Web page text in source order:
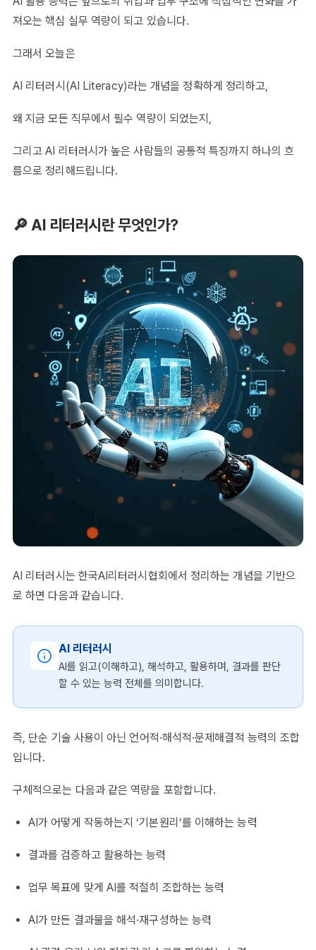
져오는 핵심 실무 역량이 되고 있습니다.
그래서 오늘은
AI 리터러시(AI Literacy)라는 개념을 정확하게 정리하고,
왜 지금 모든 직무에서 필수 역량이 되었는지,
그리고 AI 리터러시가 높은 사람들의 공통적 특징까지 하나의 흐
름으로 정리해드립니다.
🔎 AI 리터러시란 무엇인가?
AI 리터러시는 한국AI리터러시협회에서 정리하는 개념을 기반으
로 하면 다음과 같습니다.
AI 리터러시
AI를 읽고(이해하고), 해석하고, 활용하며, 결과를 판단
할 수 있는 능력 전체를 의미합니다.
즉, 단순 기술 사용이 아닌 언어적·해석적·문제해결적 능력의 조합
입니다.
구체적으로는 다음과 같은 역량을 포함합니다.
AI가 어떻게 작동하는지 ‘기본원리’를 이해하는 능력
결과를 검증하고 활용하는 능력
업무 목표에 맞게 AI를 적절히 조합하는 능력
AI가 만든 결과물을 해석·재구성하는 능력